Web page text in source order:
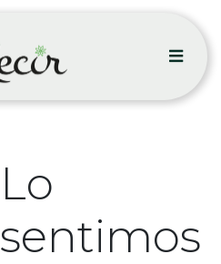
Lo
sentimos